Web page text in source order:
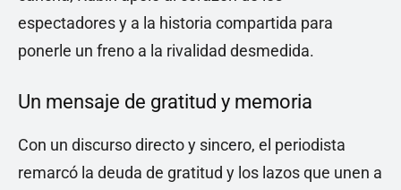
espectadores y a la historia compartida para
ponerle un freno a la rivalidad desmedida.
Un mensaje de gratitud y memoria
Con un discurso directo y sincero, el periodista
remarcó la deuda de gratitud y los lazos que unen a